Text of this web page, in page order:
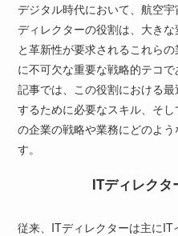
デジタル時代において、航空
ディレクターの役割は、大き
と革新性が要求されるこれら
に不可欠な重要な戦略的テコ
記事では、この役割における
するために必要なスキル、そ
の企業の戦略や業務にどのよ
す。
ITディレクタ
従来、ITディレクターは主に